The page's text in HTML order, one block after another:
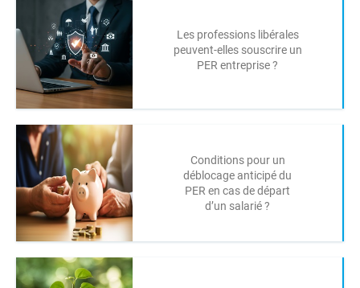
Les professions libérales
peuvent-elles souscrire un
PER entreprise ?
Conditions pour un
déblocage anticipé du
PER en cas de départ
d’un salarié ?